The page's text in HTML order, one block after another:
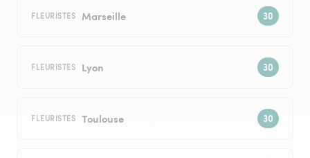
FLEURISTES Marseille
FLEURISTES Lyon
FLEURISTES Toulouse